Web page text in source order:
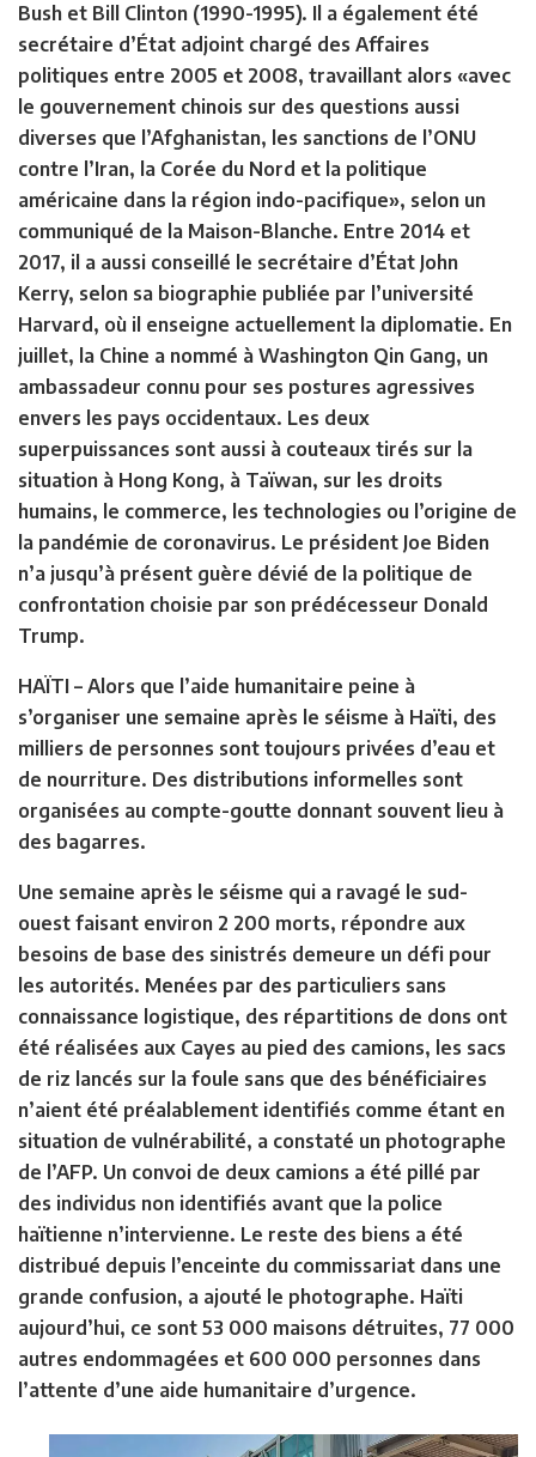
Bush et Bill Clinton (1990-1995). Il a également été
secrétaire d’État adjoint chargé des Affaires
politiques entre 2005 et 2008, travaillant alors «avec
le gouvernement chinois sur des questions aussi
diverses que l’Afghanistan, les sanctions de l’ONU
contre l’Iran, la Corée du Nord et la politique
américaine dans la région indo-pacifique», selon un
communiqué de la Maison-Blanche. Entre 2014 et
2017, il a aussi conseillé le secrétaire d’État John
Kerry, selon sa biographie publiée par l’université
Harvard, où il enseigne actuellement la diplomatie. En
juillet, la Chine a nommé à Washington Qin Gang, un
ambassadeur connu pour ses postures agressives
envers les pays occidentaux. Les deux
superpuissances sont aussi à couteaux tirés sur la
situation à Hong Kong, à Taïwan, sur les droits
humains, le commerce, les technologies ou l’origine de
la pandémie de coronavirus. Le président Joe Biden
n’a jusqu’à présent guère dévié de la politique de
confrontation choisie par son prédécesseur Donald
Trump.
HAÏTI – Alors que l’aide humanitaire peine à
s’organiser une semaine après le séisme à Haïti, des
milliers de personnes sont toujours privées d’eau et
de nourriture. Des distributions informelles sont
organisées au compte-goutte donnant souvent lieu à
des bagarres.
Une semaine après le séisme qui a ravagé le sud-
ouest faisant environ 2 200 morts, répondre aux
besoins de base des sinistrés demeure un défi pour
les autorités. Menées par des particuliers sans
connaissance logistique, des répartitions de dons ont
été réalisées aux Cayes au pied des camions, les sacs
de riz lancés sur la foule sans que des bénéficiaires
n’aient été préalablement identifiés comme étant en
situation de vulnérabilité, a constaté un photographe
de l’AFP. Un convoi de deux camions a été pillé par
des individus non identifiés avant que la police
haïtienne n’intervienne. Le reste des biens a été
distribué depuis l’enceinte du commissariat dans une
grande confusion, a ajouté le photographe. Haïti
aujourd’hui, ce sont 53 000 maisons détruites, 77 000
autres endommagées et 600 000 personnes dans
l’attente d’une aide humanitaire d’urgence.